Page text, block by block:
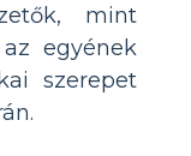
mint
egyének
szerepet